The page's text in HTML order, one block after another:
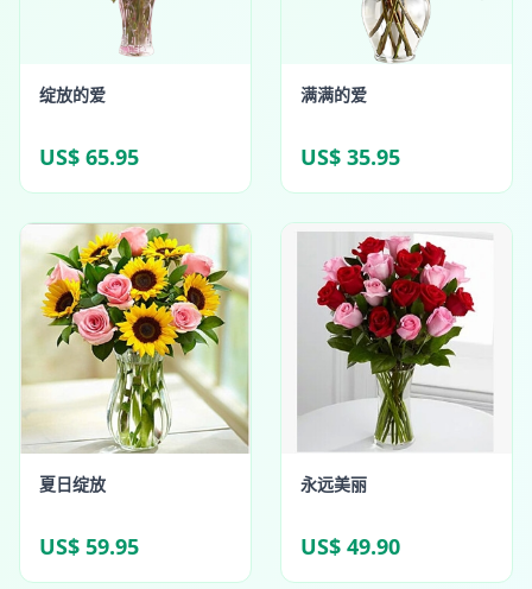
绽放的爱
US$ 65.95
满满的爱
US$ 35.95
夏日绽放
US$ 59.95
永远美丽
US$ 49.90